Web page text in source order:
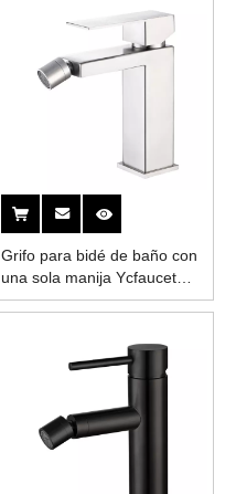
Grifo para bidé de baño con
una sola manija Ycfaucet
cuadrado cromado de acero